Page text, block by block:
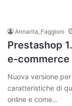
Annarita_Faggioni
Prestashop
e-commerce
Nuova versione
caratteristiche di
online e come…